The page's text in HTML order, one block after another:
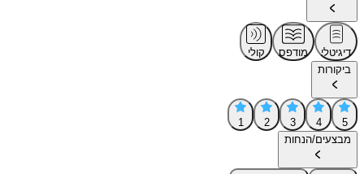
דיגיטלי מודפס
קולי
ביקורות
5
4
3
2
1
מבצעים/הנחות